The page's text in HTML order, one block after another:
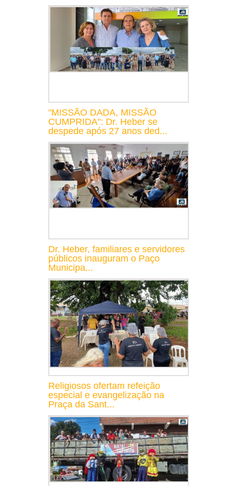
"MISSÃO DADA, MISSÃO
CUMPRIDA": Dr. Heber se
despede após 27 anos ded...
Dr. Heber, familiares e servidores
públicos inauguram o Paço
Municipa...
Religiosos ofertam refeição
especial e evangelização na
Praça da Sant...